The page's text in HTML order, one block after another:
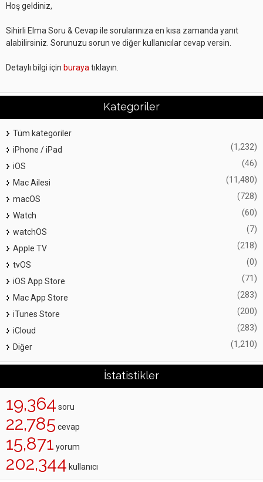
Hoş geldiniz,
Sihirli Elma Soru & Cevap ile sorularınıza en kısa zamanda yanıt
alabilirsiniz. Sorunuzu sorun ve diğer kullanıcılar cevap versin.
Detaylı bilgi için buraya tıklayın.
Kategoriler
Tüm kategoriler
iPhone / iPad
(1,232)
iOS (46)
Mac Ailesi (11,480)
macOS (728)
Watch (60)
watchOS (7)
Apple TV (218)
tvOS (0)
iOS App Store (71)
Mac App Store (283)
iTunes Store (200)
iCloud (283)
Diğer (1,210)
İstatistikler
19,364 soru
22,785 cevap
15,871 yorum
202,344 kullanıcı